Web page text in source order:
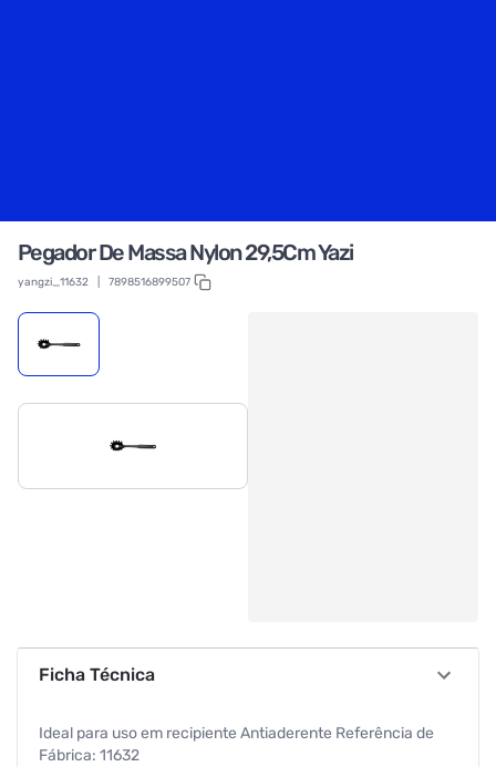
Pegador De Massa Nylon 29,5Cm Yazi
yangzi_11632 7898516899507
Ficha Técnica
Ideal para uso em recipiente Antiaderente Referência de
Fábrica: 11632